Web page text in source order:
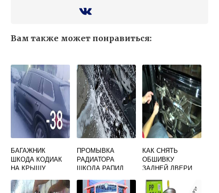
Вам также может понравиться:
БАГАЖНИК
ШКОДА КОДИАК
НА КРЫШУ
ПРОМЫВКА
РАДИАТОРА
ШКОДА РАПИД
КАК СНЯТЬ
ОБШИВКУ
ЗАДНЕЙ ДВЕРИ
TOUR